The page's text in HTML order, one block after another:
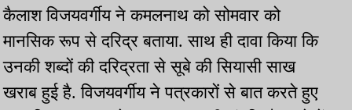
कैलाश विजयवर्गीय ने कमलनाथ को सोमवार को
मानसिक रूप से दरिद्र बताया. साथ ही दावा किया कि
उनकी शब्दों की दरिद्रता से सूबे की सियासी साख
खराब हुई है. विजयवर्गीय ने पत्रकारों से बात करते हुए